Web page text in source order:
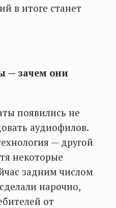
в итоге станет
— зачем они
появились не
аудиофилов.
— другой
некоторые
задним числом
нарочно,
от